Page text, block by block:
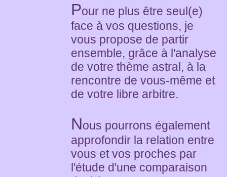
Pour ne plus être seul(e)
face à vos questions, je
vous propose de partir
ensemble, grâce à l'analyse
de votre thème astral, à la
rencontre de vous-même et
de votre libre arbitre.
Nous pourrons également
approfondir la relation entre
vous et vos proches par
l'étude d'une comparaison